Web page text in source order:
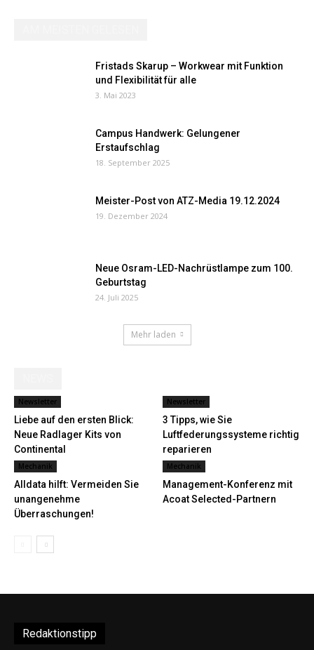
Fristads Skarup – Workwear mit Funktion
und Flexibilität für alle
3. Mai 2023
Campus Handwerk: Gelungener
Erstaufschlag
18. September 2025
Meister-Post von ATZ-Media 19.12.2024
19. Dezember 2024
Neue Osram-LED-Nachrüstlampe zum 100.
Geburtstag
24. Juli 2025
Mehr laden
Newsletter
Liebe auf den ersten Blick:
Neue Radlager Kits von
Continental
Newsletter
3 Tipps, wie Sie
Luftfederungssysteme richtig
reparieren
Mechanik
Alldata hilft: Vermeiden Sie
unangenehme
Überraschungen!
Mechanik
Management-Konferenz mit
Acoat Selected-Partnern
Redaktionstipp